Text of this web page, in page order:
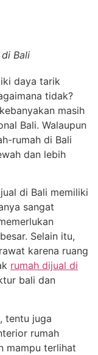
Bali
daya tarik
tidak?
masih
Bali. Walaupun
rumah di Bali
dan lebih
di Bali memiliki
sangat
Selain itu,
karena ruang
rumah dijual di
bali dan
tentu juga
rumah
mampu terlihat